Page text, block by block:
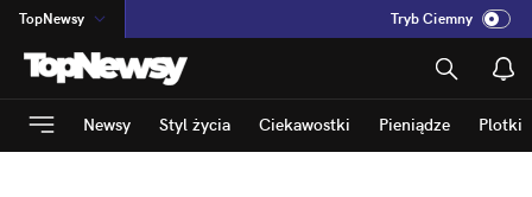
TopNewsy
na:Temat
INN:Poland
ASZ:dziennik
Tryb Ciemny
Newsy Styl życia Ciekawostki Pieniądze Plotki